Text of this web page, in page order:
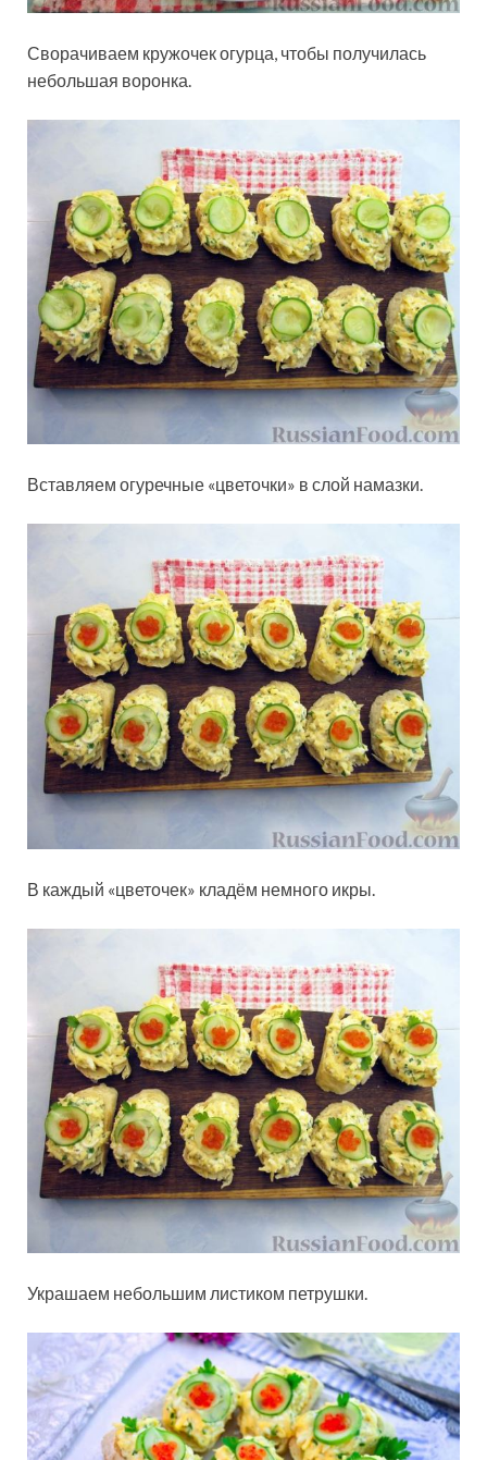
Сворачиваем кружочек огурца, чтобы получилась
небольшая воронка.
Вставляем огуречные «цветочки» в слой намазки.
В каждый «цветочек» кладём немного икры.
Украшаем небольшим листиком петрушки.